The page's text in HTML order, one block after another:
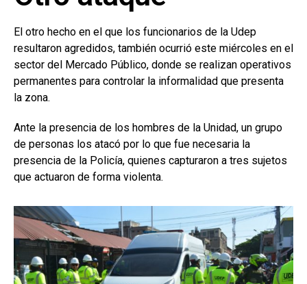
El otro hecho en el que los funcionarios de la Udep
resultaron agredidos, también ocurrió este miércoles en el
sector del Mercado Público, donde se realizan operativos
permanentes para controlar la informalidad que presenta
la zona.
Ante la presencia de los hombres de la Unidad, un grupo
de personas los atacó por lo que fue necesaria la
presencia de la Policía, quienes capturaron a tres sujetos
que actuaron de forma violenta.